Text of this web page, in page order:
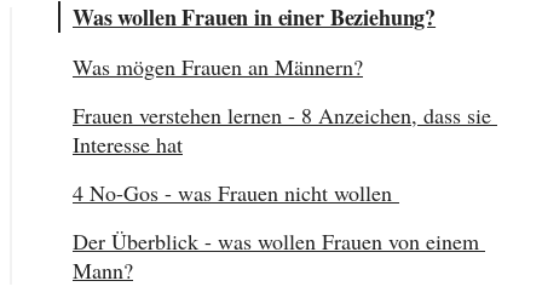
Was wollen Frauen in einer Beziehung?
Was mögen Frauen an Männern?
Frauen verstehen lernen - 8 Anzeichen, dass sie
Interesse hat
4 No-Gos - was Frauen nicht wollen
Der Überblick - was wollen Frauen von einem
Mann?